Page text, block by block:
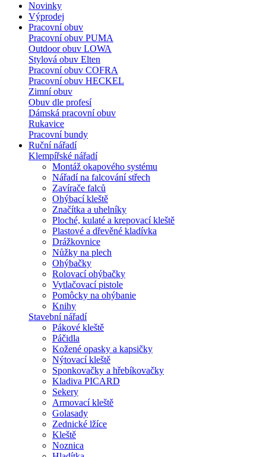
Novinky
Výprodej
Pracovní obuv
Pracovní obuv PUMA
Outdoor obuv LOWA
Stylová obuv Elten
Pracovní obuv COFRA
Pracovní obuv HECKEL
Zimní obuv
Obuv dle profesí
Dámská pracovní obuv
Rukavice
Pracovní bundy
Ruční nářadí
Klempířské nářadí
Montáž okapového systému
Nářadí na falcování střech
Zavírače falců
Ohýbací kleště
Značítka a uhelníky
Ploché, kulaté a krepovací kleště
Plastové a dřevěné kladívka
Drážkovnice
Nůžky na plech
Ohýbačky
Rolovací ohýbačky
Vytlačovací pistole
Pomôcky na ohýbanie
Knihy
Stavební nářadí
Pákové kleště
Páčidla
Kožené opasky a kapsičky
Nýtovací kleště
Sponkovačky a hřebíkovačky
Kladiva PICARD
Sekery
Armovací kleště
Golasady
Zednické lžíce
Kleště
Noznica